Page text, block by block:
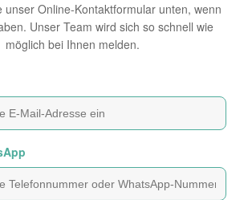
unser Online-Kontaktformular unten, wenn
Unser Team wird sich so schnell wie
möglich bei Ihnen melden.